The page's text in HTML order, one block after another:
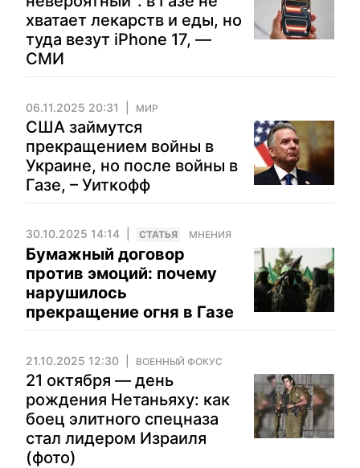
хватает лекарств и еды, но
туда везут iPhone 17, —
СМИ
06.11.2025 20:31 МИР
США займутся
прекращением войны в
Украине, но после войны в
Газе, – Уиткофф
30.10.2025 14:14 CТАТЬЯ МНЕНИЯ
Бумажный договор
против эмоций: почему
нарушилось
прекращение огня в Газе
21.10.2025 12:30 ВОЕННЫЙ ФОКУС
21 октября — день
рождения Нетаньяху: как
боец элитного спецназа
стал лидером Израиля
(фото)